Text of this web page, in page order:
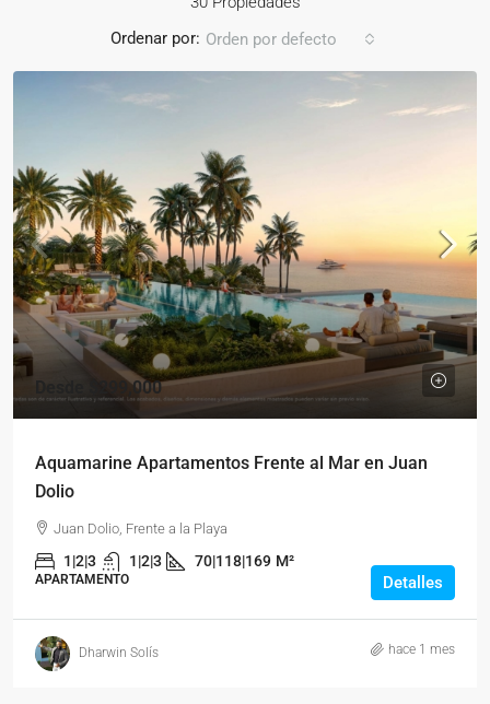
Ordenar por: Orden por defecto
Desde $299,000
Aquamarine Apartamentos Frente al Mar en Juan
Dolio
Juan Dolio, Frente a la Playa
1|2|3 1|2|3 70|118|169 M²
APARTAMENTO Detalles
Dharwin Solís hace 1 mes